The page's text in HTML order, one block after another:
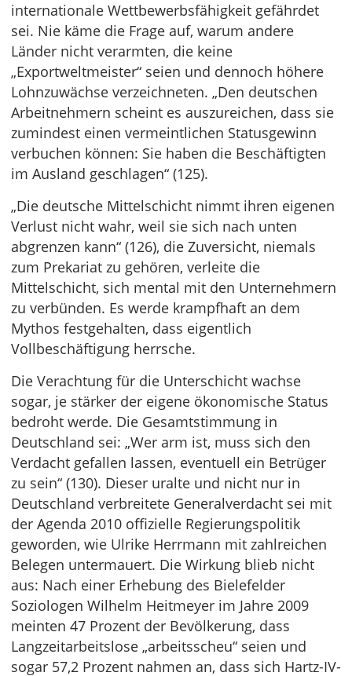
internationale Wettbewerbsfähigkeit gefährdet
sei. Nie käme die Frage auf, warum andere
Länder nicht verarmten, die keine
„Exportweltmeister“ seien und dennoch höhere
Lohnzuwächse verzeichneten. „Den deutschen
Arbeitnehmern scheint es auszureichen, dass sie
zumindest einen vermeintlichen Statusgewinn
verbuchen können: Sie haben die Beschäftigten
im Ausland geschlagen“ (125).
„Die deutsche Mittelschicht nimmt ihren eigenen
Verlust nicht wahr, weil sie sich nach unten
abgrenzen kann“ (126), die Zuversicht, niemals
zum Prekariat zu gehören, verleite die
Mittelschicht, sich mental mit den Unternehmern
zu verbünden. Es werde krampfhaft an dem
Mythos festgehalten, dass eigentlich
Vollbeschäftigung herrsche.
Die Verachtung für die Unterschicht wachse
sogar, je stärker der eigene ökonomische Status
bedroht werde. Die Gesamtstimmung in
Deutschland sei: „Wer arm ist, muss sich den
Verdacht gefallen lassen, eventuell ein Betrüger
zu sein“ (130). Dieser uralte und nicht nur in
Deutschland verbreitete Generalverdacht sei mit
der Agenda 2010 offizielle Regierungspolitik
geworden, wie Ulrike Herrmann mit zahlreichen
Belegen untermauert. Die Wirkung blieb nicht
aus: Nach einer Erhebung des Bielefelder
Soziologen Wilhelm Heitmeyer im Jahre 2009
meinten 47 Prozent der Bevölkerung, dass
Langzeitarbeitslose „arbeitsscheu“ seien und
sogar 57,2 Prozent nahmen an, dass sich Hartz-IV-